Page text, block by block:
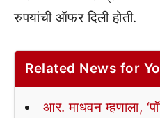
रुपयांची ऑफर दिली होती.
Related News for
आर. माधवन म्हणाला,